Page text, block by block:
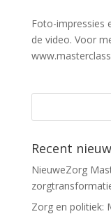
Foto-impressies
de video. Voor
Recent
NieuweZorg
Zorg en politiek: